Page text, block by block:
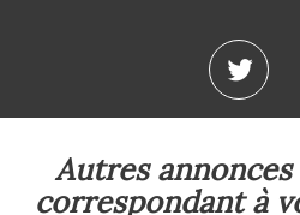
autres annonces immobilières
correspondant à